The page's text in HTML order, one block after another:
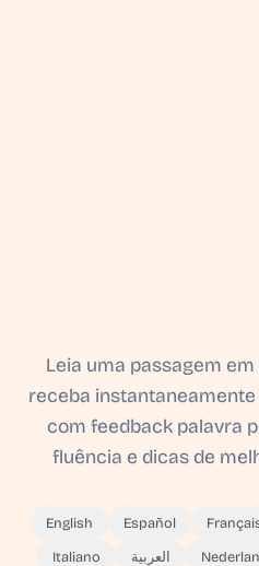
Leia uma passagem
receba
com feedback palavra
fluência e dicas de
English Español
Italiano العربية